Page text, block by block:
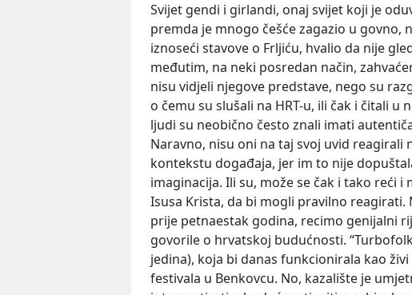
Svijet gendi i girlandi, onaj svijet koji je
premda je mnogo češće zagazio u govno,
iznoseći stavove o Frljiću, hvalio da nije
međutim, na neki posredan način,
nisu vidjeli njegove predstave, nego su
o čemu su slušali na HRT-u, ili čak i čitali
ljudi su neobično često znali imati
Naravno, nisu oni na taj svoj uvid reagirali
kontekstu događaja, jer im to nije
imaginacija. Ili su, može se čak i tako reći
Isusa Krista, da bi mogli pravilno
prije petnaestak godina, recimo genijalni
govorile o hrvatskoj budućnosti.
jedina), koja bi danas funkcionirala kao
festivala u Benkovcu. No, kazalište je